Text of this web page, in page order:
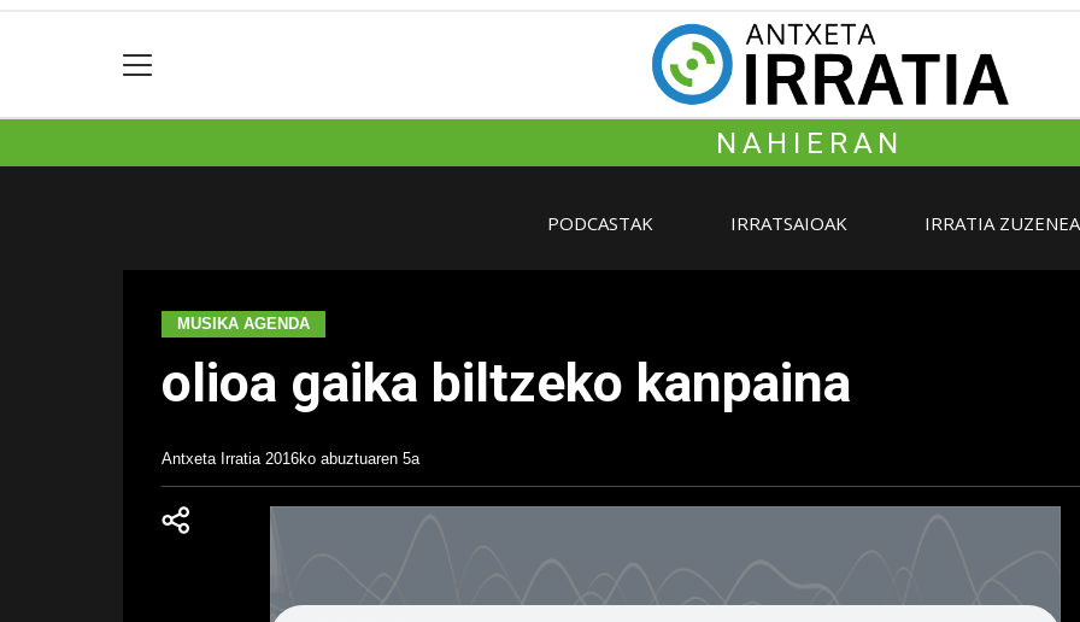
NAHIERAN
PODCASTAK IRRATSAIOAK IRRATIA
MUSIKA AGENDA
olioa gaika biltzeko kanpaina
Antxeta Irratia 2016ko abuztuaren 5a